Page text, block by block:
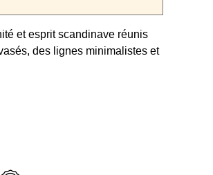
et esprit scandinave réunis
des lignes minimalistes et